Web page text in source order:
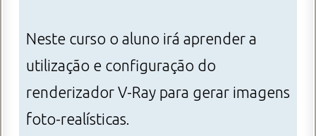
Neste curso o aluno irá aprender a
utilização e configuração do
renderizador V-Ray para gerar imagens
foto-realísticas.